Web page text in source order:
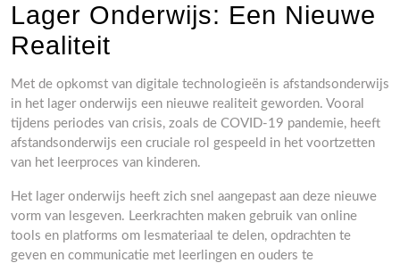
Lager Onderwijs: Een Nieuwe
Realiteit
Met de opkomst van digitale technologieën is afstandsonderwijs
in het lager onderwijs een nieuwe realiteit geworden. Vooral
tijdens periodes van crisis, zoals de COVID-19 pandemie, heeft
afstandsonderwijs een cruciale rol gespeeld in het voortzetten
van het leerproces van kinderen.
Het lager onderwijs heeft zich snel aangepast aan deze nieuwe
vorm van lesgeven. Leerkrachten maken gebruik van online
tools en platforms om lesmateriaal te delen, opdrachten te
geven en communicatie met leerlingen en ouders te